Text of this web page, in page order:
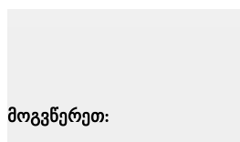
მოგვწერეთ: